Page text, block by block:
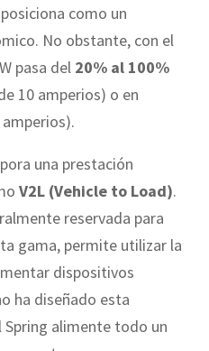
como un
No obstante, con el
pasa del 20% al 100%
10 amperios) o en
una prestación
V2L (Vehicle to Load).
reservada para
gama, permite utilizar la
dispositivos
ha diseñado esta
alimente todo un